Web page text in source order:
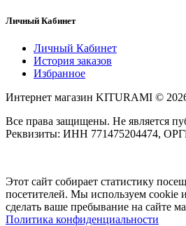
Личный Кабинет
Личный Кабинет
История заказов
Избранное
Интернет магазин KITURAMI ©
Все права защищены. Не является
Реквизиты: ИНН 771475204474,
Этот сайт собирает статистику
посетителей. Мы используем cookie
сделать ваше пребывание на сайте
Политика конфиденциальности